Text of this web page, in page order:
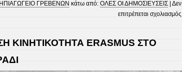
ΓΡΕΒΕΝΩΝ κάτω από: ΟΛΕΣ ΟΙ ΔΗΜΟΣΙΕΥΣΕΙΣ| Δεν
επιτρέπεται σχολιασμός
ΚΙΝΗΤΙΚΟΤΗΤΑ ERASMUS ΣΤΟ